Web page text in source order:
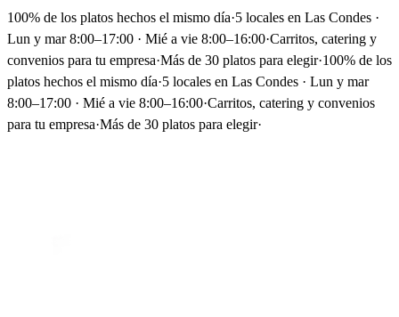
100% de los platos hechos el mismo día·5 locales en Las Condes ·
Lun y mar 8:00–17:00 · Mié a vie 8:00–16:00·Carritos, catering y
convenios para tu empresa·Más de 30 platos para elegir·100% de los
platos hechos el mismo día·5 locales en Las Condes · Lun y mar
8:00–17:00 · Mié a vie 8:00–16:00·Carritos, catering y convenios
para tu empresa·Más de 30 platos para elegir·